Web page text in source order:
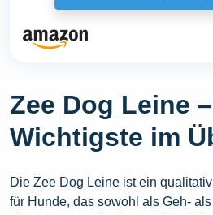
Zee Dog Leine
Wichtigste im
Die Zee Dog Leine ist ein
für Hunde, das sowohl als Geh-